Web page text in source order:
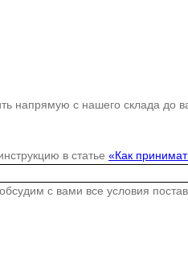
напрямую с нашего склада до
в статье «Как
с вами все условия